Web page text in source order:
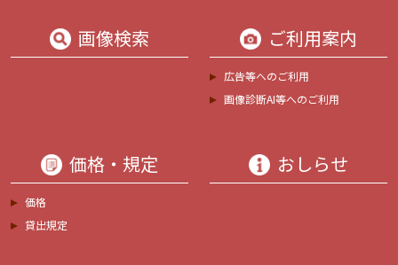
画像検索 ご利用案内
広告等へのご利用
画像診断AI等へのご利用
価格・規定
価格
貸出規定
おしらせ